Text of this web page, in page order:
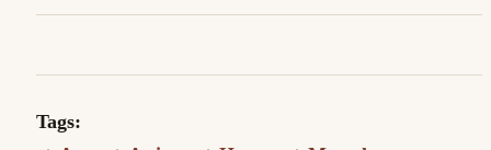
Tags: